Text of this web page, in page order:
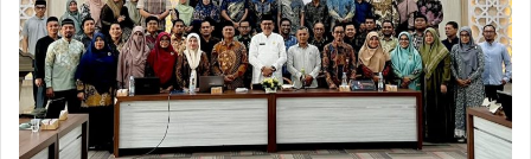
e
m
a
i